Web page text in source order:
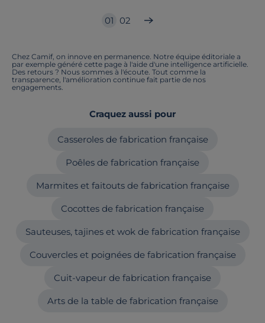
01 02
Chez Camif, on innove en permanence. Notre équipe éditoriale a
par exemple généré cette page à l'aide d'une intelligence artificielle.
Des retours ? Nous sommes à l'écoute. Tout comme la
transparence, l'amélioration continue fait partie de nos
engagements.
Craquez aussi pour
Casseroles de fabrication française
Poêles de fabrication française
Marmites et faitouts de fabrication française
Cocottes de fabrication française
Sauteuses, tajines et wok de fabrication française
Couvercles et poignées de fabrication française
Cuit-vapeur de fabrication française
Arts de la table de fabrication française